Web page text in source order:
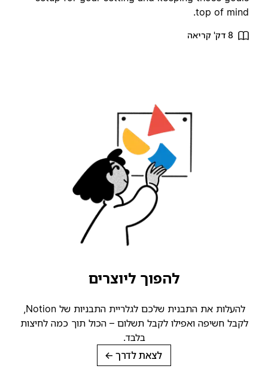
top of
8 דק' קריאה
להפוך ליוצרים
להעלות את התבנית שלכם לגלריית התבניות של Notion,
לקבל חשיפה ואפילו לקבל תשלום – הכול תוך כמה לחיצות
בלבד.
לצאת לדרך→